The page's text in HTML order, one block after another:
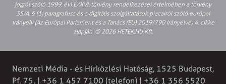
jogról szóló 1999. évi LXXVI. törvény rendelkezései értelmében a törvény
35/A. § (1) paragrafusa és a digitális szolgáltatások piacairól szóló európai
irányelv (Az Európai Parlament és a Tanács (EU) 2019/790 Irányelve) 4. cikke
alapján. © 2026 HETEK.HU Kft.
Nemzeti Média - és Hírközlési Hatóság, 1525 Budapest,
Pf. 75. | +36 1 457 7100 (telefon) | +36 1 356 5520